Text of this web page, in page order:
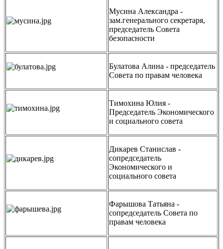
Мусина Александра -
зам.генерального секретаря,
председатель Совета
безопасности
Булатова Алина - председатель
Совета по правам человека
Тимохина Юлия -
Председатель Экономического
и социального совета
Дикарев Станислав -
сопредседатель
Экономического и
социального совета
Фарышова Татьяна -
сопредседатель Совета по
правам человека